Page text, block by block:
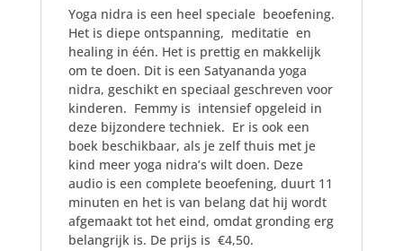
Yoga nidra is een heel speciale beoefening.
Het is diepe ontspanning, meditatie en
healing in één. Het is prettig en makkelijk
om te doen. Dit is een Satyananda yoga
nidra, geschikt en speciaal geschreven voor
kinderen. Femmy is intensief opgeleid in
deze bijzondere techniek. Er is ook een
boek beschikbaar, als je zelf thuis met je
kind meer yoga nidra’s wilt doen. Deze
audio is een complete beoefening, duurt 11
minuten en het is van belang dat hij wordt
afgemaakt tot het eind, omdat gronding erg
belangrijk is. De prijs is €4,50.